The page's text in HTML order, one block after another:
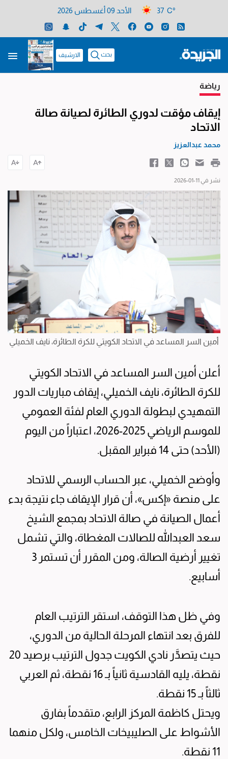
37 C° الأحد 09 أغسطس 2026
بحث الارشيف
رياضة
إيقاف مؤقت لدوري الطائرة لصيانة صالة
الاتحاد
محمد عبدالعزيز
نشر في 11-01-2026
أمين السر المساعد في الاتحاد الكويتي للكرة الطائرة، نايف الخميلي
أعلن أمين السر المساعد في الاتحاد الكويتي
للكرة الطائرة، نايف الخميلي، إيقاف مباريات الدور
التمهيدي لبطولة الدوري العام لفئة العمومي
للموسم الرياضي 2025-2026، اعتباراً من اليوم
(الأحد) حتى 14 فبراير المقبل.
وأوضح الخميلي، عبر الحساب الرسمي للاتحاد
على منصة «إكس»، أن قرار الإيقاف جاء نتيجة بدء
أعمال الصيانة في صالة الاتحاد بمجمع الشيخ
سعد العبدالله للصالات المغطاة، والتي تشمل
تغيير أرضية الصالة، ومن المقرر أن تستمر 3
أسابيع.
وفي ظل هذا التوقف، استقر الترتيب العام
للفرق بعد انتهاء المرحلة الحالية من الدوري،
حيث يتصدَّر نادي الكويت جدول الترتيب برصيد 20
نقطة، يليه القادسية ثانياً بـ 16 نقطة، ثم العربي
ثالثاً بـ 15 نقطة.
ويحتل كاظمة المركز الرابع، متقدماً بفارق
الأشواط على الصليبيخات الخامس، ولكل منهما
11 نقطة.